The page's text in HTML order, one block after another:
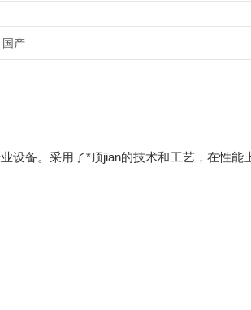
国产
设备。采用了*顶jian的技术和工艺，在性能